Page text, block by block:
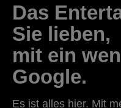
Das
Sie lieben,
mit ein
Google.
Es ist alles hier. Mit